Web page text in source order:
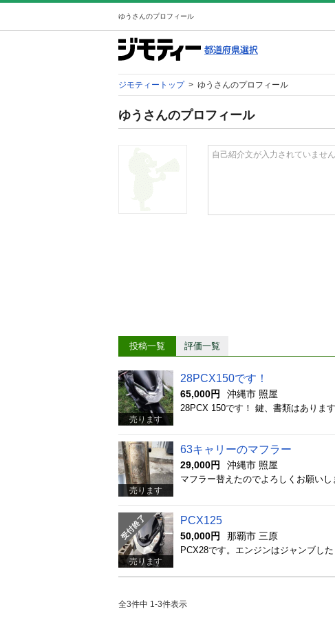
ゆうさんのプロフィール
ジモティートップ > ゆうさんのプロフィール
ゆうさんのプロフィール
自己紹介文が入力されていません
投稿一覧 評価一覧
売ります
28PCX150です！
65,000円 沖縄市 照屋
28PCX 150です！ 鍵、書類はありま
売ります
63キャリーのマフラー
29,000円 沖縄市 照屋
マフラー替えたのでよろしくお願い
売ります
PCX125
50,000円 那覇市 三原
PCX28です。エンジンはジャンブし
全3件中 1-3件表示